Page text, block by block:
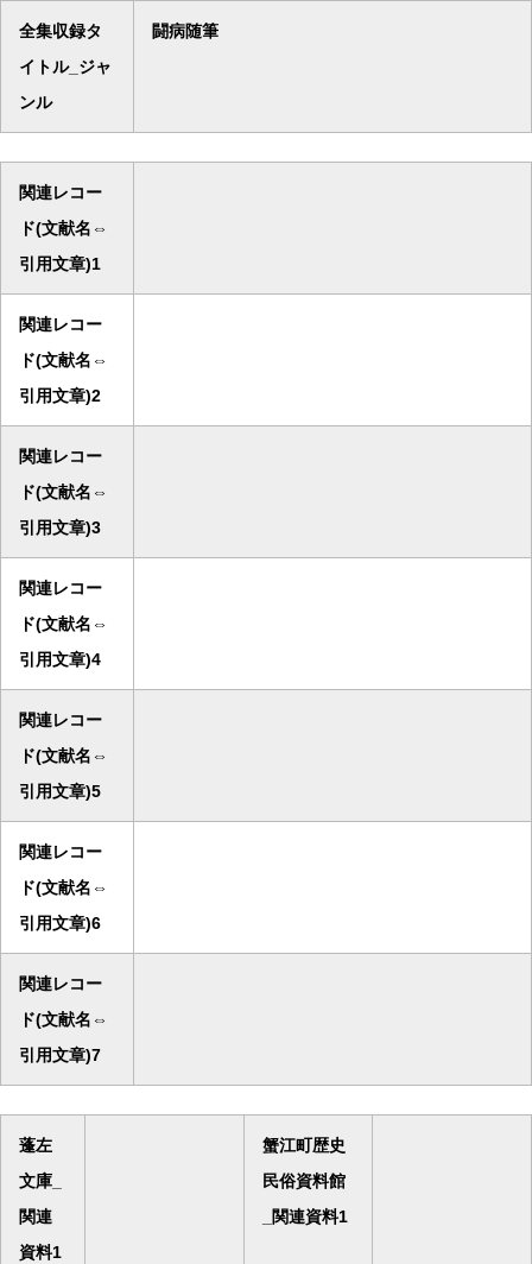
全集収録タ
イトル_ジャ
ンル
闘病随筆
関連レコー
ド(文献名⇔
引用文章)1
関連レコー
ド(文献名⇔
引用文章)2
関連レコー
ド(文献名⇔
引用文章)3
関連レコー
ド(文献名⇔
引用文章)4
関連レコー
ド(文献名⇔
引用文章)5
関連レコー
ド(文献名⇔
引用文章)6
関連レコー
ド(文献名⇔
引用文章)7
蓬左
文庫_
関連
資料1
蟹江町歴史
民俗資料館
_関連資料1